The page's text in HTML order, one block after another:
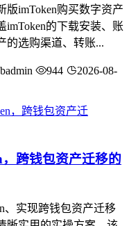
版imToken购买数字资产
imToken的下载安装、账
的选购渠道、转账...
944
2026-08-
跨钱包资产迁移的
、实现跨钱包资产迁移